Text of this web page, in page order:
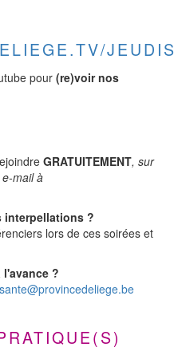
pour (re)voir nos
GRATUITEMENT, sur
mail à
interpellations ?
lors de ces soirées et
?